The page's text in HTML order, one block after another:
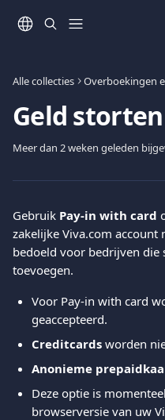
Alle collecties Overboekingen
Geld
Meer dan 2 weken geleden
Gebruik Pay-in with card
zakelijke Viva.com account
bedoeld voor bedrijven die
toevoegen.
Voor Pay-in with card
geaccepteerd.
Creditcards worden
Anonieme
Deze optie is
browserversie van uw